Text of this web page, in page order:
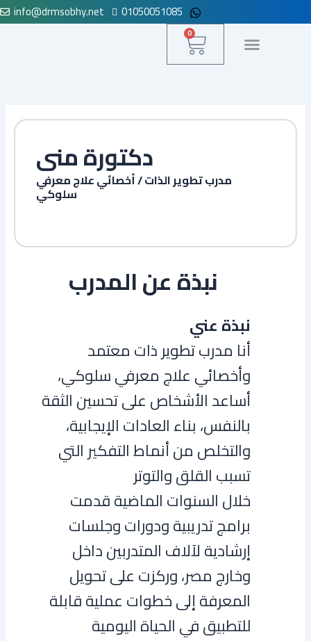
Skip
to
info@drmsobhy.net 01050051085
0
Cart
دكتورة منى
مدرب تطوير الذات / أخصائي علاج معرفي
سلوكي
نبذة عن المدرب
نبذة عني
أنا مدرب تطوير ذات معتمد
وأخصائي علاج معرفي سلوكي،
أساعد الأشخاص على تحسين الثقة
بالنفس، بناء العادات الإيجابية،
والتخلص من أنماط التفكير التي
تسبب القلق والتوتر
خلال السنوات الماضية قدمت
برامج تدريبية ودورات وجلسات
إرشادية لآلاف المتدربين داخل
وخارج مصر، وركزت على تحويل
المعرفة إلى خطوات عملية قابلة
للتطبيق في الحياة اليومية